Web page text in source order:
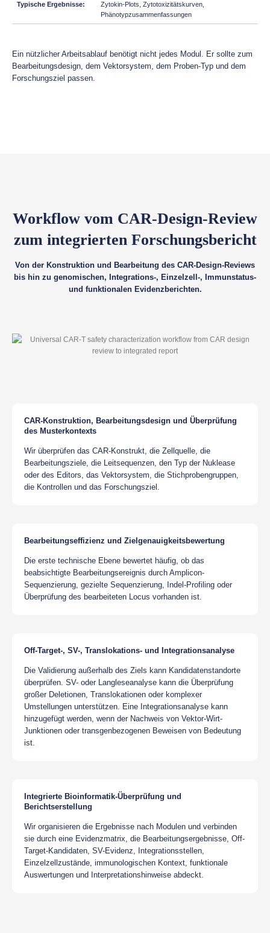
Zytokin-Plots, Zytotoxizitätskurven,
Phänotypzusammenfassungen
Ein nützlicher Arbeitsablauf benötigt nicht jedes Modul. Er sollte zum
Bearbeitungsdesign, dem Vektorsystem, dem Proben-Typ und dem
Forschungsziel passen.
Workflow vom CAR-Design-Review
zum integrierten Forschungsbericht
Von der Konstruktion und Bearbeitung des CAR-Design-Reviews
bis hin zu genomischen, Integrations-, Einzelzell-, Immunstatus-
und funktionalen Evidenzberichten.
CAR-Konstruktion, Bearbeitungsdesign und Überprüfung
des Musterkontexts
Wir überprüfen das CAR-Konstrukt, die Zellquelle, die
Bearbeitungsziele, die Leitsequenzen, den Typ der Nuklease
oder des Editors, das Vektorsystem, die Stichprobengruppen,
die Kontrollen und das Forschungsziel.
Bearbeitungseffizienz und Zielgenauigkeitsbewertung
Die erste technische Ebene bewertet häufig, ob das
beabsichtigte Bearbeitungsereignis durch Amplicon-
Sequenzierung, gezielte Sequenzierung, Indel-Profiling oder
Überprüfung des bearbeiteten Locus vorhanden ist.
Off-Target-, SV-, Translokations- und Integrationsanalyse
Die Validierung außerhalb des Ziels kann Kandidatenstandorte
überprüfen. SV- oder Langleseanalyse kann die Überprüfung
großer Deletionen, Translokationen oder komplexer
Umstellungen unterstützen. Eine Integrationsanalyse kann
hinzugefügt werden, wenn der Nachweis von Vektor-Wirt-
Junktionen oder transgenbezogenen Beweisen von Bedeutung
ist.
Integrierte Bioinformatik-Überprüfung und
Berichtserstellung
Wir organisieren die Ergebnisse nach Modulen und verbinden
sie durch eine Evidenzmatrix, die Bearbeitungsergebnisse, Off-
Target-Kandidaten, SV-Evidenz, Integrationsstellen,
Einzelzellzustände, immunologischen Kontext, funktionale
Auswertungen und Interpretationshinweise abdeckt.